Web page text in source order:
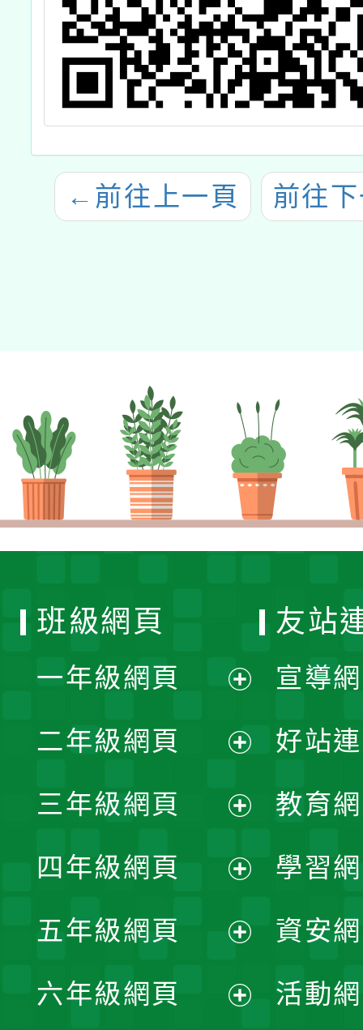
← 前往上一頁 前往
班級網頁
一年級網頁
開
選
單
二年級網頁
開
選
單
三年級網頁
開
選
單
四年級網頁
開
選
五年級網頁
開
六年級網頁
友站
宣導
好站
教育
學習
資安
活動